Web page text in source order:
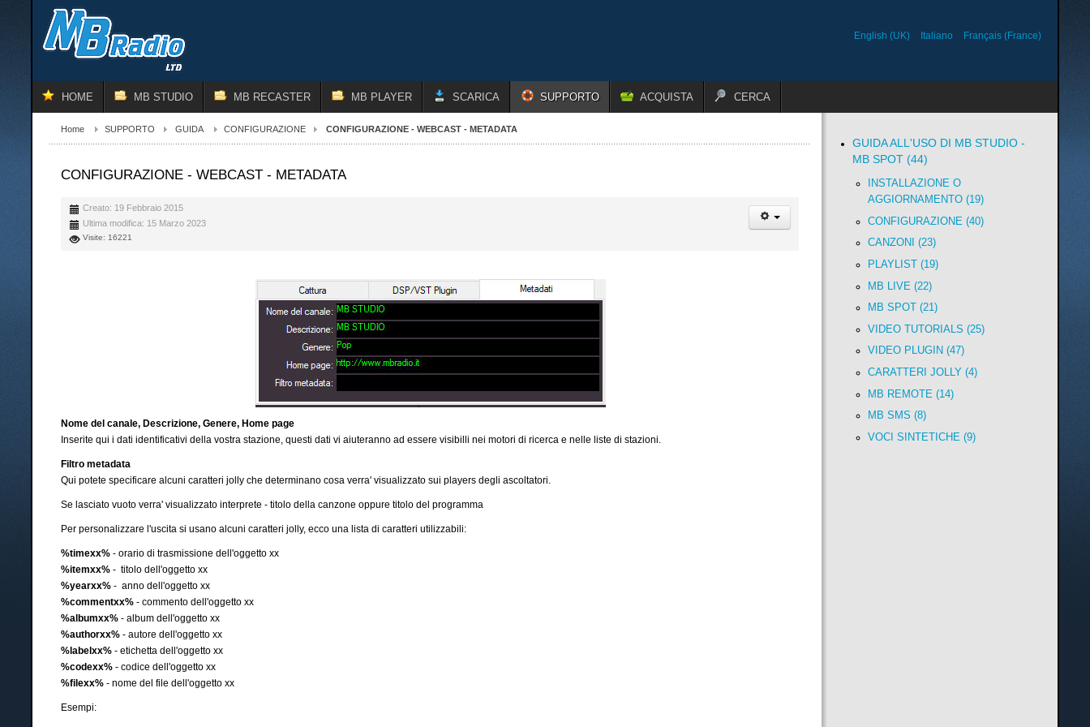
English (UK) Italiano Français (France)
HOME MB STUDIO MB RECASTER MB PLAYER SCARICA SUPPORTO ACQUISTA CERCA
Home SUPPORTO GUIDA CONFIGURAZIONE CONFIGURAZIONE - WEBCAST - METADATA
CONFIGURAZIONE - WEBCAST - METADATA
Creato: 19 Febbraio 2015
Ultima modifica: 15 Marzo 2023
Visite: 16221
Nome del canale, Descrizione, Genere, Home page
Inserite qui i dati identificativi della vostra stazione, questi dati vi aiuteranno ad essere visibilli nei motori di ricerca e nelle liste di stazioni.
Filtro metadata
Qui potete specificare alcuni caratteri jolly che determinano cosa verra' visualizzato sui players degli ascoltatori.
Se lasciato vuoto verra' visualizzato interprete - titolo della canzone oppure titolo del programma
Per personalizzare l'uscita si usano alcuni caratteri jolly, ecco una lista di caratteri utilizzabili:
%timexx%- orario di trasmissione dell'oggetto xx
%itemxx%- titolo dell'oggetto xx
%yearxx%- anno dell'oggetto xx
%commentxx%- commento dell'oggetto xx
%albumxx%- album dell'oggetto xx
%authorxx%- autore dell'oggetto xx
%labelxx%- etichetta dell'oggetto xx
%codexx%- codice dell'oggetto xx
%filexx%- nome del file dell'oggetto xx
Esempi:
GUIDA ALL'USO DI MB STUDIO -
MB SPOT (44)
INSTALLAZIONE O
AGGIORNAMENTO (19)
CONFIGURAZIONE (40)
CANZONI (23)
PLAYLIST (19)
MB LIVE (22)
MB SPOT (21)
VIDEO TUTORIALS (25)
VIDEO PLUGIN (47)
CARATTERI JOLLY (4)
MB REMOTE (14)
MB SMS (8)
VOCI SINTETICHE (9)